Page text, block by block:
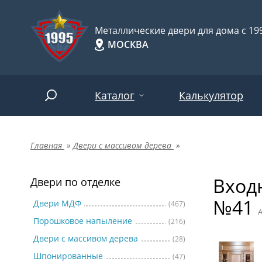
Металлические двери для дома с
МОСКВА
Каталог
Двери по отделке
Двери по назначению
Двери по особенностям
Калькулятор
Главная » Двери с массивом дерева »
Двери по отделке
Двери МДФ (467)
Порошковое напыление (216)
Двери с массивом дерева (28)
Шпонированные (47)
№41